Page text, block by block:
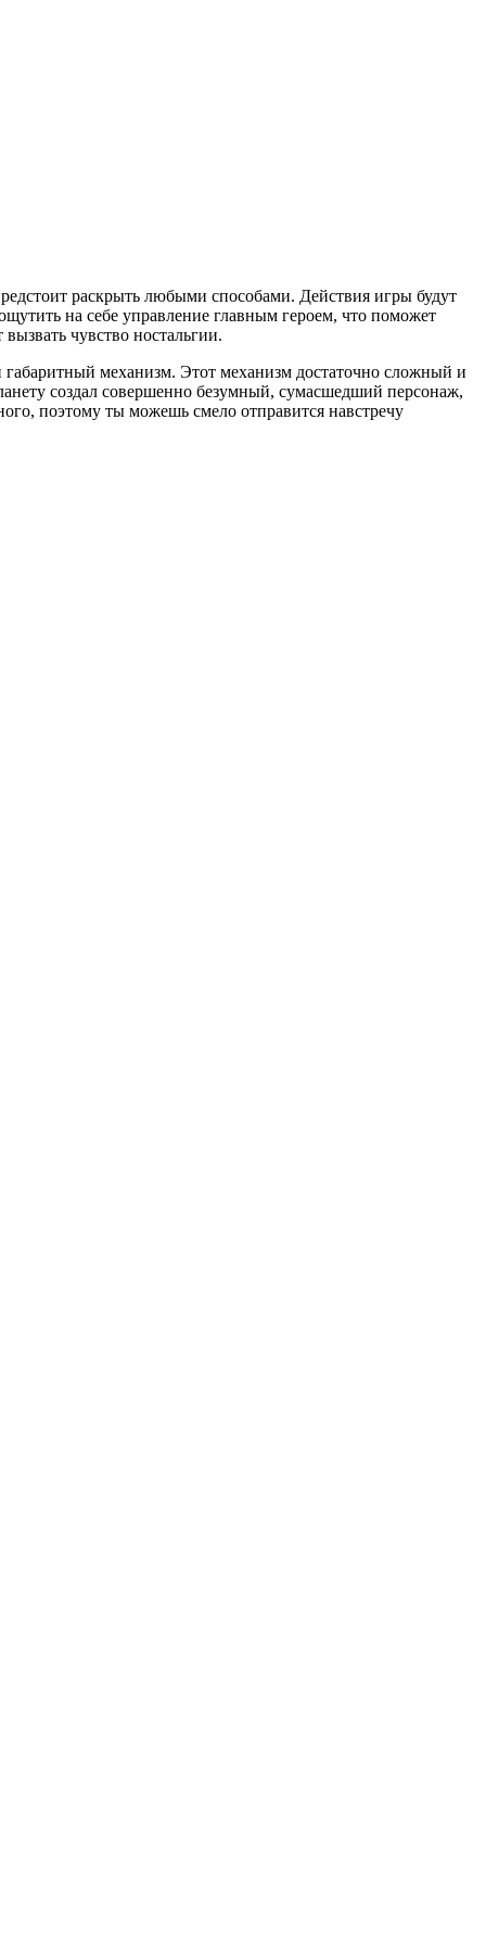
раскрыть любыми способами. Действия игры будут
на себе управление главным героем, что поможет
чувство ностальгии.
механизм. Этот механизм достаточно сложный и
создал совершенно безумный, сумасшедший персонаж,
поэтому ты можешь смело отправится навстречу